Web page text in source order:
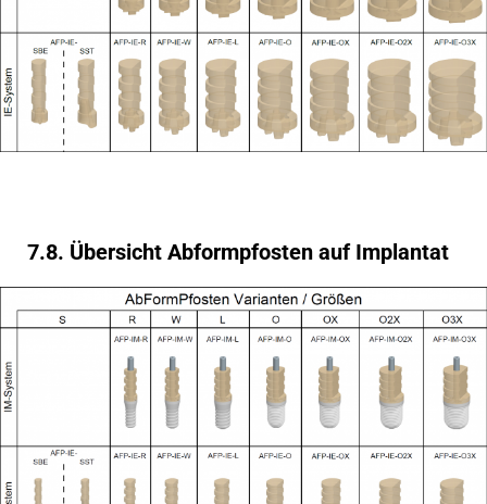
7.8. Übersicht Abformpfosten auf Implantat